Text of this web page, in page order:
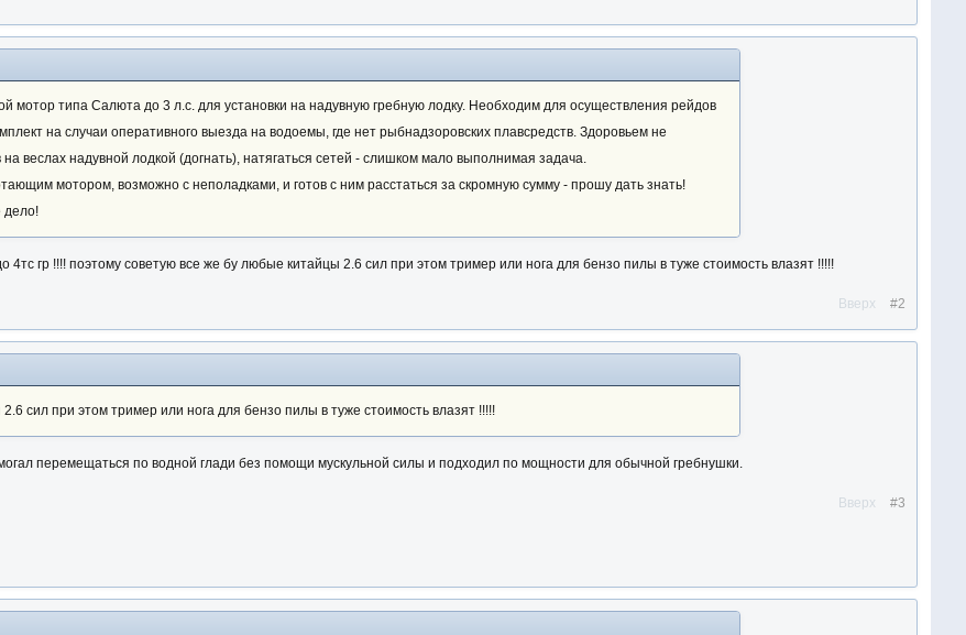
мотор типа Салюта до 3 л.с. для установки на надувную гребную лодку. Необходим для осуществления рейдов
на случаи оперативного выезда на водоемы, где нет рыбнадзоровских плавсредств. Здоровьем не
веслах надувной лодкой (догнать), натягаться сетей - слишком мало выполнимая задача.
мотором, возможно с неполадками, и готов с ним расстаться за скромную сумму - прошу дать знать!
дело!
4тс гр !!!! поэтому советую все же бу любые китайцы 2.6 сил при этом тример или нога для бензо пилы в туже стоимость влазят !!!!!
#2
Вверх
сил при этом тример или нога для бензо пилы в туже стоимость влазят !!!!!
перемещаться по водной глади без помощи мускульной силы и подходил по мощности для обычной гребнушки.
#3
Вверх